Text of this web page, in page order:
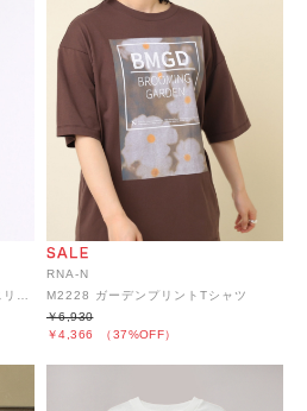
RNA-N
M2228 ガーデンプリントTシャツ
￥4,366 （37%OFF）
￥6,930